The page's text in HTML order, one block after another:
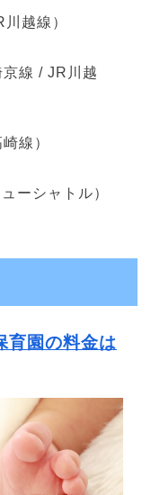
川越線）
線 / JR川越
線）
ーシャトル）
育園の料金は